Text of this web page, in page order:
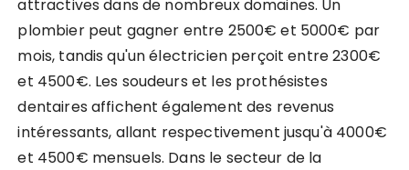
attractives dans de nombreux domaines. Un
plombier peut gagner entre 2500€ et 5000€ par
mois, tandis qu'un électricien perçoit entre 2300€
et 4500€. Les soudeurs et les prothésistes
dentaires affichent également des revenus
intéressants, allant respectivement jusqu'à 4000€
et 4500€ mensuels. Dans le secteur de la